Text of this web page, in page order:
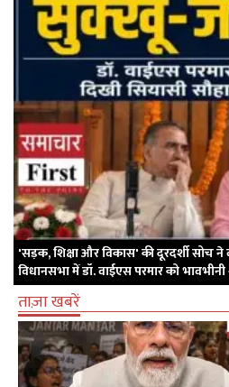
'सड़क, शिक्षा और विकास' की दूरदर्शी सोच ने
विधानसभा में डॉ. वाईएस परमार को भावभीनी
ताज़ा खबरें